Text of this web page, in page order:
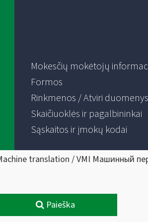
Mokesčių mokėtojų
Formos
Rinkmenos / Atviri duomenys
Skaičiuoklės ir pagalbininkai
Sąskaitos ir įmokų kodai
translation / VMI Машинный
Paieška